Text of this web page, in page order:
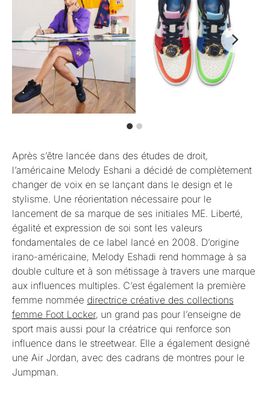
Après s’être lancée dans des études de droit,
l’américaine Melody Eshani a décidé de complètement
changer de voix en se lançant dans le design et le
stylisme. Une réorientation nécessaire pour le
lancement de sa marque de ses initiales ME. Liberté,
égalité et expression de soi sont les valeurs
fondamentales de ce label lancé en 2008. D’origine
irano-américaine, Melody Eshadi rend hommage à sa
double culture et à son métissage à travers une marque
aux influences multiples. C’est également la première
femme nommée directrice créative des collections
femme Foot Locker, un grand pas pour l’enseigne de
sport mais aussi pour la créatrice qui renforce son
influence dans le streetwear. Elle a également designé
une Air Jordan, avec des cadrans de montres pour le
Jumpman.